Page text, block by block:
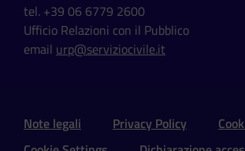
tel. +39 06 6779 2600
Ufficio Relazioni con il Pubblico
email urp@serviziocivile.it
Sezione Link
Note legali Privacy Policy